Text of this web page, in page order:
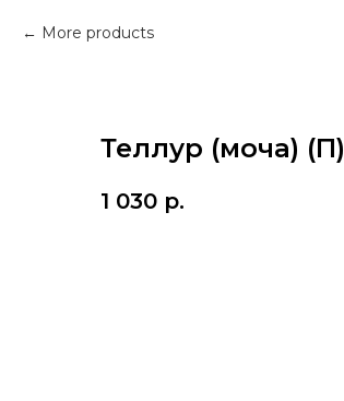
More products
Теллур (моча) (П)
1 030 р.